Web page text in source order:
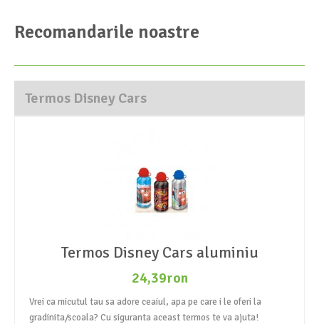
Recomandarile noastre
Termos Disney Cars
Termos Disney Cars aluminiu
24,39ron
Vrei ca micutul tau sa adore ceaiul, apa pe care i le oferi la
gradinita/scoala? Cu siguranta aceast termos te va ajuta!